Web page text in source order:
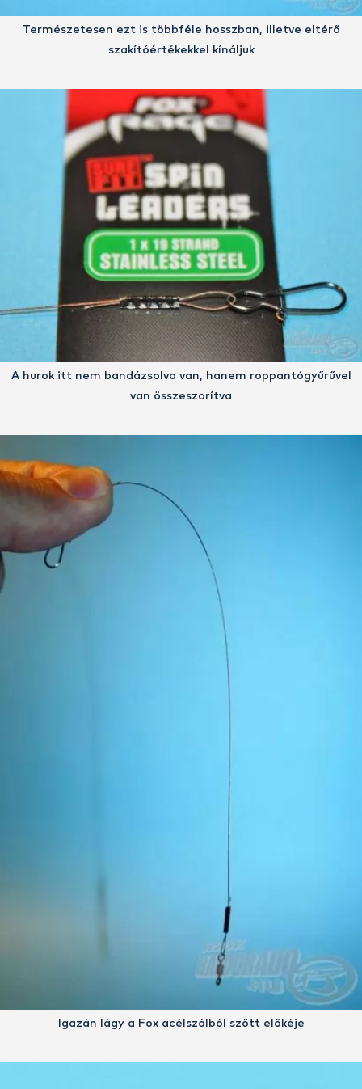
Természetesen ezt is többféle hosszban, illetve eltérő
szakítóértékekkel kínáljuk
A hurok itt nem bandázsolva van, hanem roppantógyűrűvel
van összeszorítva
Igazán lágy a Fox acélszálból szőtt előkéje